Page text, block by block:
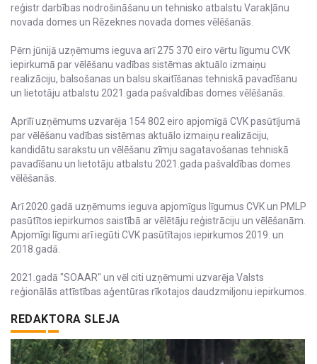
reģistr darbības nodrošināšanu un tehnisko atbalstu Varakļānu
novada domes un Rēzeknes novada domes vēlēšanās.
Pērn jūnijā uzņēmums ieguva arī 275 370 eiro vērtu līgumu CVK
iepirkumā par vēlēšanu vadības sistēmas aktuālo izmaiņu
realizāciju, balsošanas un balsu skaitīšanas tehniskā pavadīšanu
un lietotāju atbalstu 2021.gada pašvaldības domes vēlēšanās.
Aprīlī uzņēmums uzvarēja 154 802 eiro apjomīgā CVK pasūtījumā
par vēlēšanu vadības sistēmas aktuālo izmaiņu realizāciju,
kandidātu sarakstu un vēlēšanu zīmju sagatavošanas tehniskā
pavadīšanu un lietotāju atbalstu 2021.gada pašvaldības domes
vēlēšanās.
Arī 2020.gadā uzņēmums ieguva apjomīgus līgumus CVK un PMLP
pasūtītos iepirkumos saistībā ar vēlētāju reģistrāciju un vēlēšanām.
Apjomīgi līgumi arī iegūti CVK pasūtītajos iepirkumos 2019. un
2018.gadā.
2021.gadā "SOAAR" un vēl citi uzņēmumi uzvarēja Valsts
reģionālās attīstības aģentūras rīkotajos daudzmiljonu iepirkumos.
REDAKTORA SLEJA